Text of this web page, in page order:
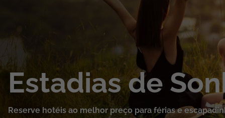
Cruzeiros
Promoções
Estadias de
Reserve hotéis ao melhor preço para férias e